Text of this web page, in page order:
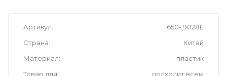
Артикул
650- 9028E
Страна
Китай
Материал
пластик
Товар для
подходит всем